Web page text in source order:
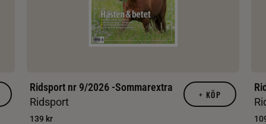
Ridsport nr 9/2026 -Sommarextra
Ridsport
139 kr
+ KÖP